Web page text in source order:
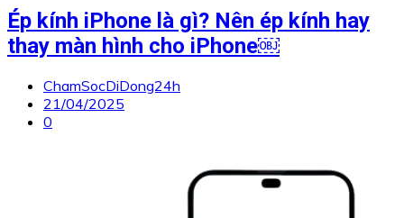
Ép kính iPhone là gì? Nên ép kính hay
thay màn hình cho iPhone￼
ChamSocDiDong24h
21/04/2025
0